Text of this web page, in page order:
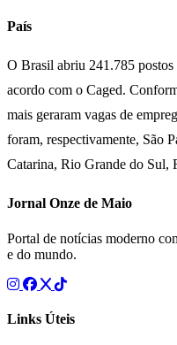
País
O Brasil abriu 241.785
acordo com o Caged.
mais geraram vagas de
foram, respectivamente, São
Catarina, Rio Grande do Sul,
Jornal Onze de Maio
Portal de notícias moderno
e do mundo.
Links Úteis